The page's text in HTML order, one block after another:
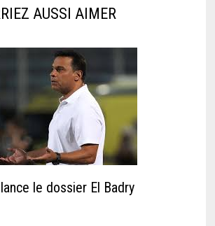
AUSSI AIMER
le dossier El Badry